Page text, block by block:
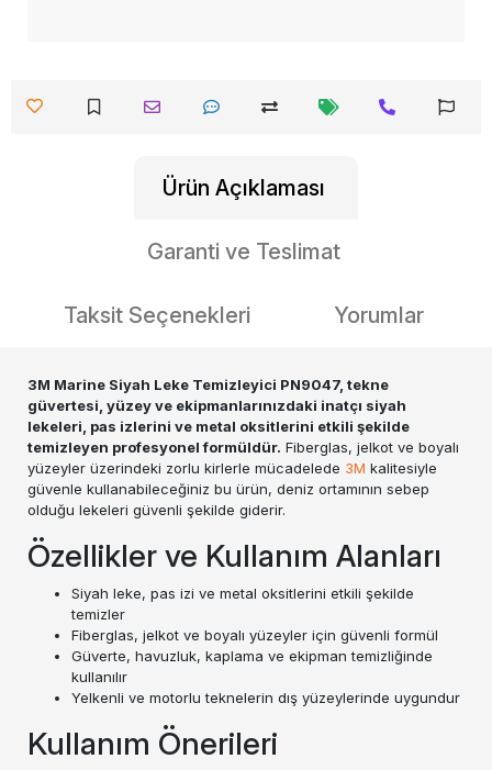
Ürün Açıklaması
Garanti ve Teslimat
Taksit Seçenekleri Yorumlar
3M Marine Siyah Leke Temizleyici PN9047, tekne
güvertesi, yüzey ve ekipmanlarınızdaki inatçı siyah
lekeleri, pas izlerini ve metal oksitlerini etkili şekilde
temizleyen profesyonel formüldür. Fiberglas, jelkot ve boyalı
yüzeyler üzerindeki zorlu kirlerle mücadelede 3M kalitesiyle
güvenle kullanabileceğiniz bu ürün, deniz ortamının sebep
olduğu lekeleri güvenli şekilde giderir.
Özellikler ve Kullanım Alanları
Siyah leke, pas izi ve metal oksitlerini etkili şekilde
temizler
Fiberglas, jelkot ve boyalı yüzeyler için güvenli formül
Güverte, havuzluk, kaplama ve ekipman temizliğinde
kullanılır
Yelkenli ve motorlu teknelerin dış yüzeylerinde uygundur
Kullanım Önerileri